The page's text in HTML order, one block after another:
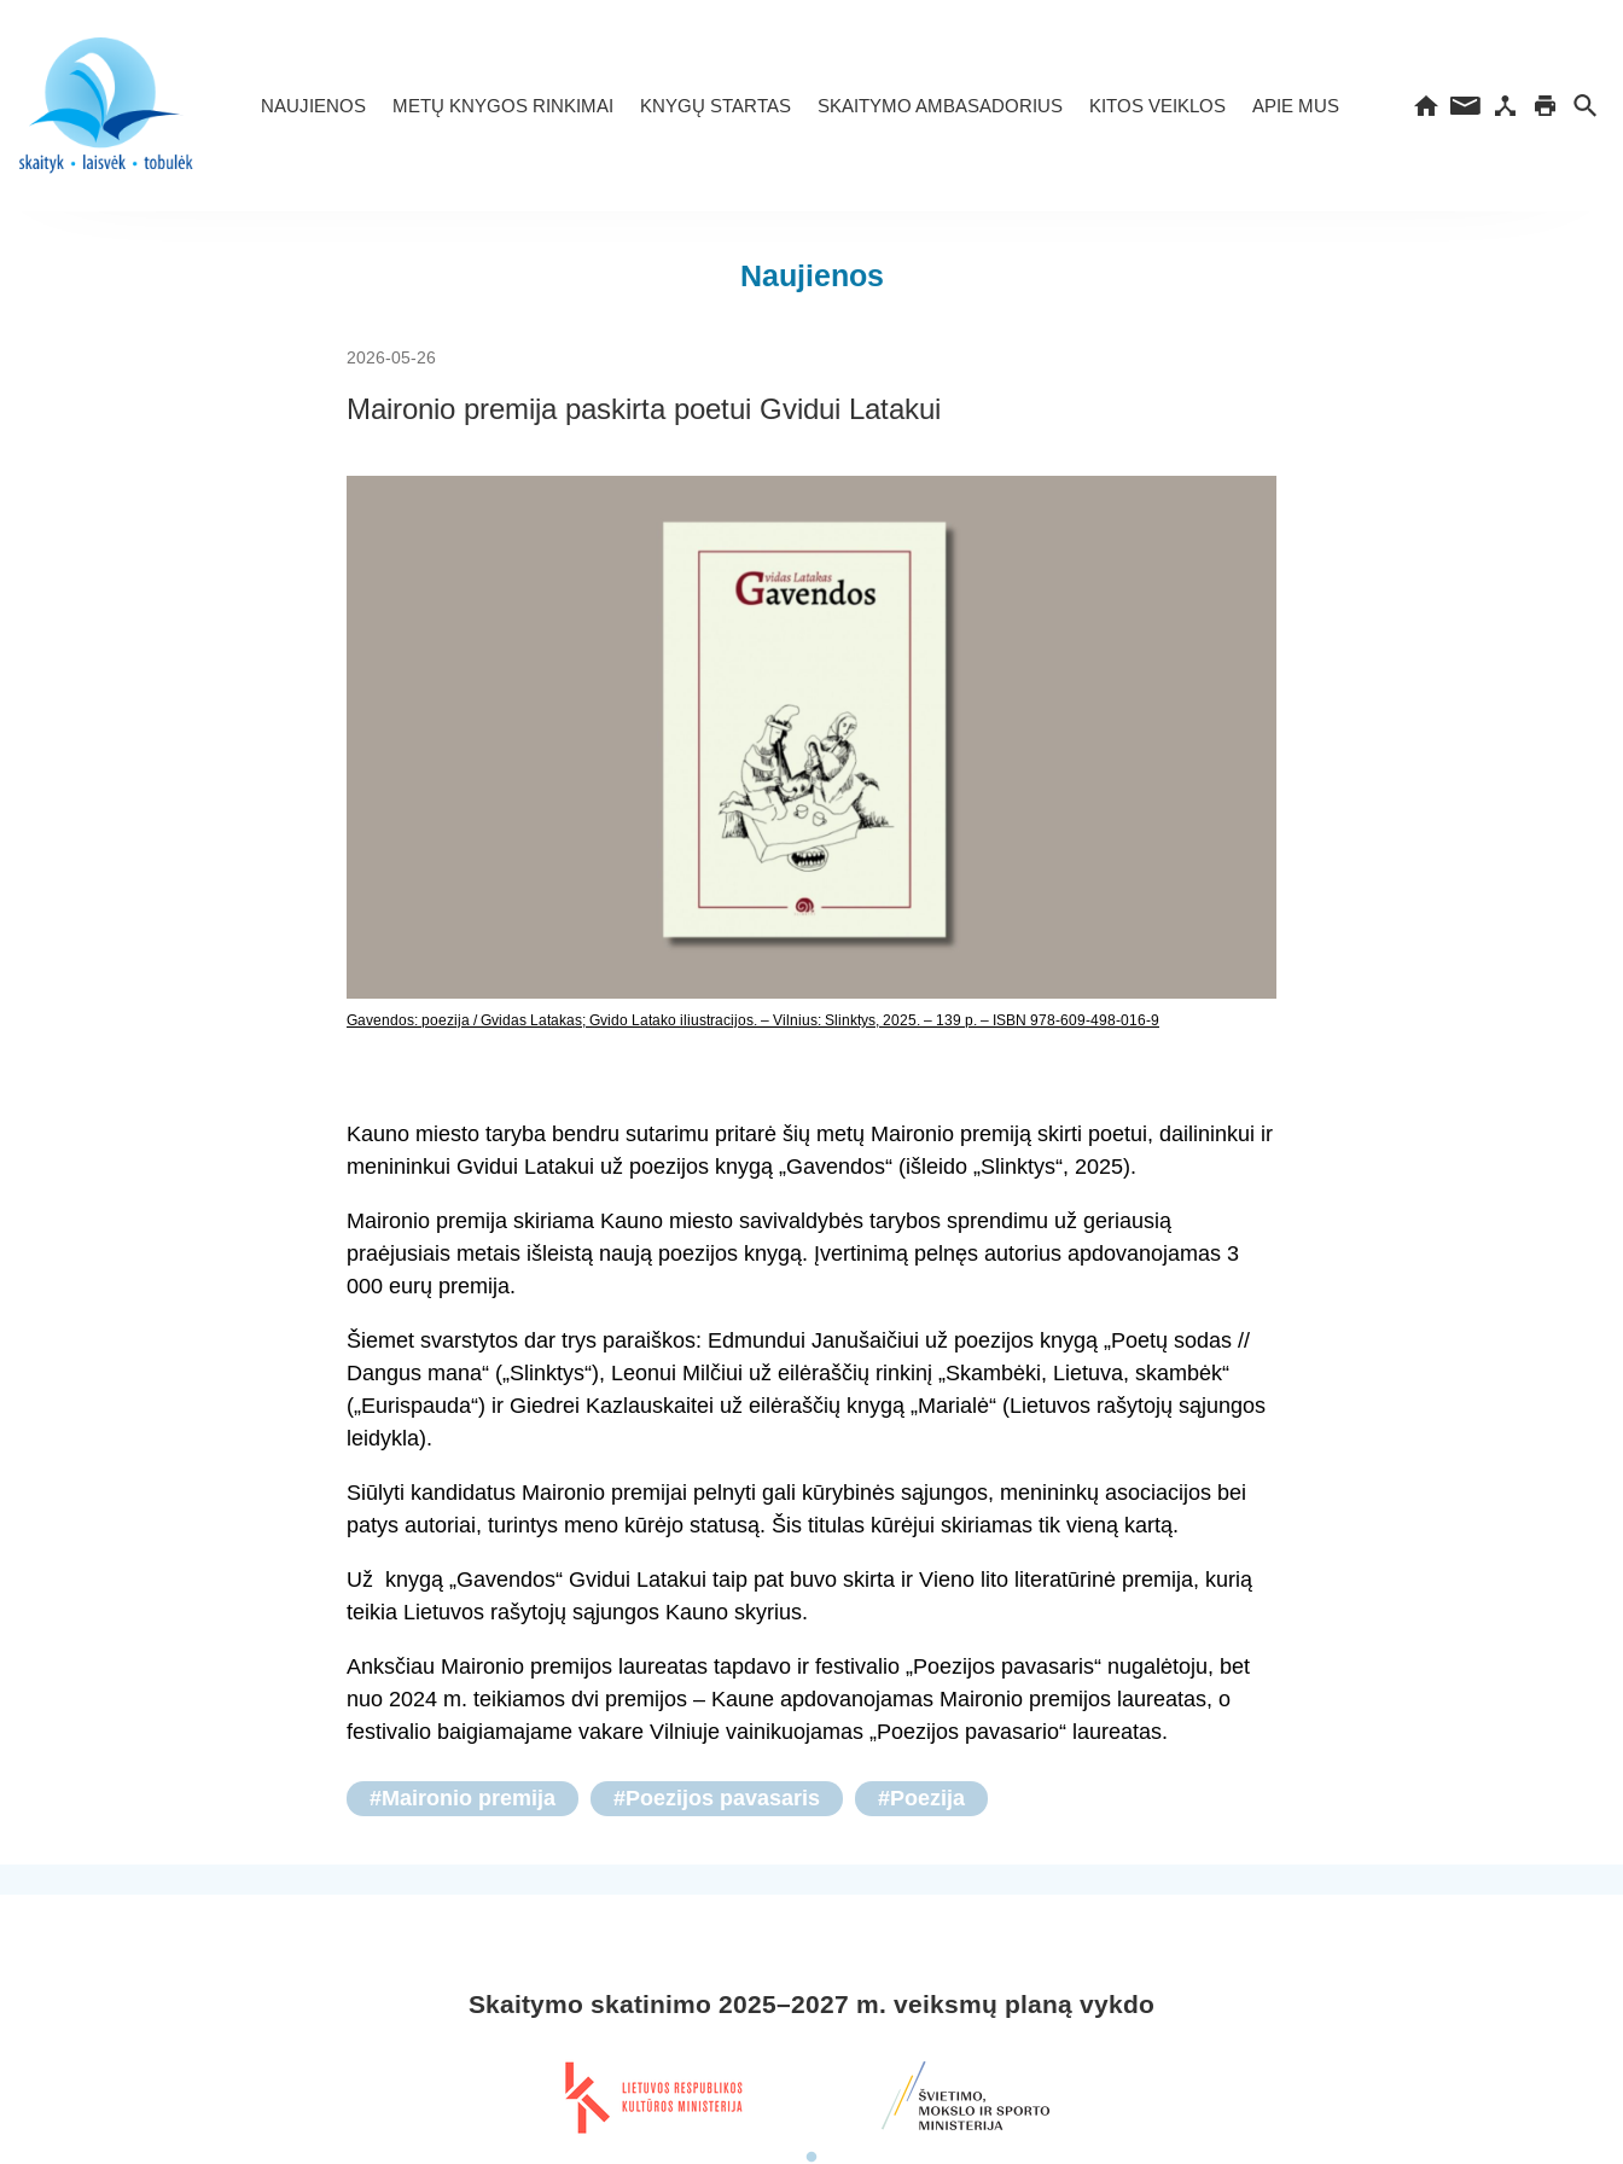
NAUJIENOS METŲ KNYGOS RINKIMAI KNYGŲ STARTAS SKAITYMO AMBASADORIUS KITOS VEIKLOS APIE MUS
Naujienos
2026-05-26
Maironio premija paskirta poetui Gvidui Latakui
Gavendos: poezija / Gvidas Latakas; Gvido Latako iliustracijos. – Vilnius: Slinktys, 2025. – 139 p. – ISBN 978-609-498-016-9
Kauno miesto taryba bendru sutarimu pritarė šių metų Maironio premiją skirti poetui, dailininkui ir
menininkui Gvidui Latakui už poezijos knygą „Gavendos“ (išleido „Slinktys“, 2025).
Maironio premija skiriama Kauno miesto savivaldybės tarybos sprendimu už geriausią
praėjusiais metais išleistą naują poezijos knygą. Įvertinimą pelnęs autorius apdovanojamas 3
000 eurų premija.
Šiemet svarstytos dar trys paraiškos: Edmundui Janušaičiui už poezijos knygą „Poetų sodas //
Dangus mana“ („Slinktys“), Leonui Milčiui už eilėraščių rinkinį „Skambėki, Lietuva, skambėk“
(„Eurispauda“) ir Giedrei Kazlauskaitei už eilėraščių knygą „Marialė“ (Lietuvos rašytojų sąjungos
leidykla).
Siūlyti kandidatus Maironio premijai pelnyti gali kūrybinės sąjungos, menininkų asociacijos bei
patys autoriai, turintys meno kūrėjo statusą. Šis titulas kūrėjui skiriamas tik vieną kartą.
Už knygą „Gavendos“ Gvidui Latakui taip pat buvo skirta ir Vieno lito literatūrinė premija, kurią
teikia Lietuvos rašytojų sąjungos Kauno skyrius.
Anksčiau Maironio premijos laureatas tapdavo ir festivalio „Poezijos pavasaris“ nugalėtoju, bet
nuo 2024 m. teikiamos dvi premijos – Kaune apdovanojamas Maironio premijos laureatas, o
festivalio baigiamajame vakare Vilniuje vainikuojamas „Poezijos pavasario“ laureatas.
#Maironio premija #Poezijos pavasaris #Poezija
Skaitymo skatinimo 2025–2027 m. veiksmų planą vykdo